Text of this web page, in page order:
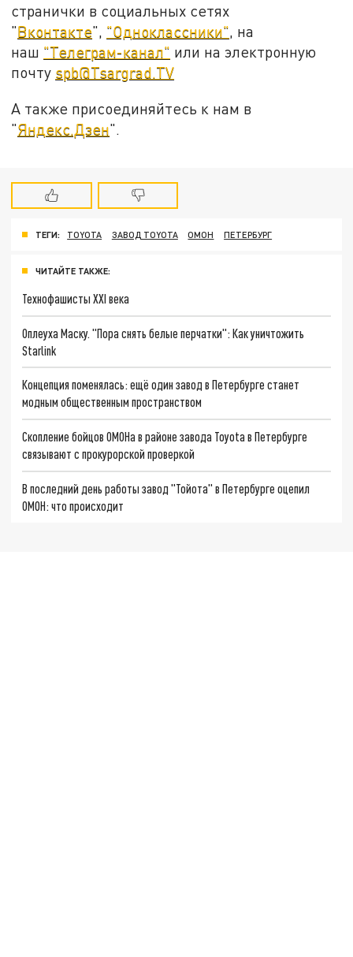
странички в социальных сетях
"Вконтакте", "Одноклассники", на
наш "Телеграм-канал" или на электронную
почту spb@Tsargrad.TV
А также присоединяйтесь к нам в
"Яндекс.Дзен".
ТЕГИ: TOYOTA ЗАВОД TOYOTA ОМОН ПЕТЕРБУРГ
ЧИТАЙТЕ ТАКЖЕ:
Технофашисты XXI века
Оплеуха Маску. "Пора снять белые перчатки": Как уничтожить
Starlink
Концепция поменялась: ещё один завод в Петербурге станет
модным общественным пространством
Скопление бойцов ОМОНа в районе завода Toyota в Петербурге
связывают с прокурорской проверкой
В последний день работы завод "Тойота" в Петербурге оцепил
ОМОН: что происходит